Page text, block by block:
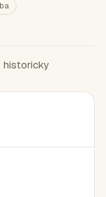
historicky